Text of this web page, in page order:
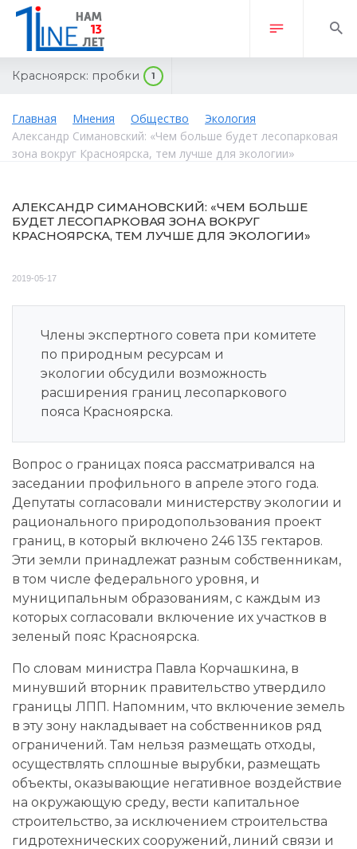
Красноярск: пробки 1
Главная Мнения Общество
Экология
Александр Симановский: «Чем больше будет лесопарковая
зона вокруг Красноярска, тем лучше для экологии»
АЛЕКСАНДР СИМАНОВСКИЙ: «ЧЕМ БОЛЬШЕ
БУДЕТ ЛЕСОПАРКОВАЯ ЗОНА ВОКРУГ
КРАСНОЯРСКА, ТЕМ ЛУЧШЕ ДЛЯ ЭКОЛОГИИ»
2019-05-17
Члены экспертного совета при комитете
по природным ресурсам и
экологии обсудили возможность
расширения границ лесопаркового
пояса Красноярска.
Вопрос о границах пояса рассматривался на
заседании профильного в апреле этого года.
Депутаты согласовали министерству экологии и
рационального природопользования проект
границ, в который включено 246 135 гектаров.
Эти земли принадлежат разным собственникам,
в том числе федерального уровня, и
муниципальным образованиям, с каждым из
которых согласовали включение их участков в
зеленый пояс Красноярска.
По словам министра Павла Корчашкина, в
минувший вторник правительство утвердило
границы ЛПП. Напомним, что включение земель
в эту зону накладывает на собственников ряд
ограничений. Там нельзя размещать отходы,
осуществлять сплошные вырубки, размещать
объекты, оказывающие негативное воздействие
на окружающую среду, вести капитальное
строительство, за исключением строительства
гидротехнических сооружений, линий связи и